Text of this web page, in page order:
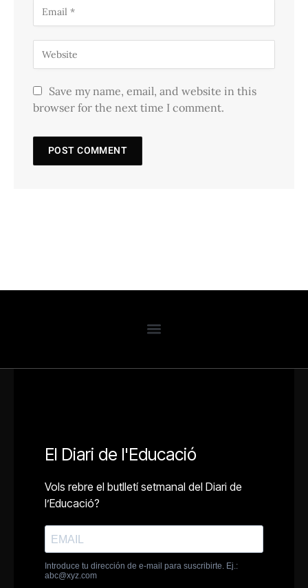
Save my name, email, and website in this
browser for the next time I comment.